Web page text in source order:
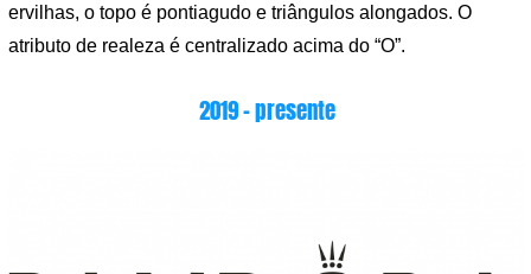
ervilhas, o topo é pontiagudo e triângulos alongados. O
atributo de realeza é centralizado acima do “O”.
2019 – presente